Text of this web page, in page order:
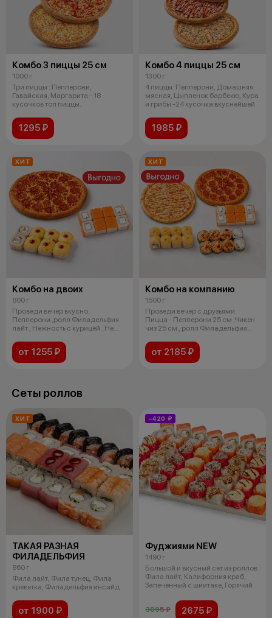
Комбо 3 пиццы 25 см
1000 г
Три пиццы : Пепперони,
Гавайская, Маргарита - 18
кусочков топ пиццы.
1295 ₽
Комбо 4 пиццы 25 см
1300 г
4 пиццы: Пепперони, Домашняя
мясная, Цыпленок барбекю, Кура
и грибы -24 кусочка вкуснейшей
1985 ₽
ХИТ
Комбо на двоих
800 г
Проведи вечер вкусно.
Пепперони ,ролл Филадельфия
лайт , Нежность с курицей . Не
от 1255 ₽
ХИТ
Комбо на компанию
1500 г
Проведи вечер с друзьями.
Пицца - Пепперони 25 см ,Чикен
чиз 25 см , ролл Филадельфия
от 2185 ₽
Сеты роллов
ХИТ
ТАКАЯ РАЗНАЯ
ФИЛАДЕЛЬФИЯ
860 г
Фила лайт, Фила тунец, Фила
креветка, Филадельфия инсайд
от 1900 ₽
−420 ₽
Фуджиями NEW
1490 г
Большой и вкусный сет из роллов
Фила лайт, Калифорния краб,
Запечённый с шиитаке, Горячий
3095 ₽ 2675 ₽